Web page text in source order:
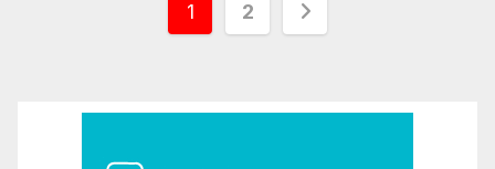
Paginación
entradas
1 2